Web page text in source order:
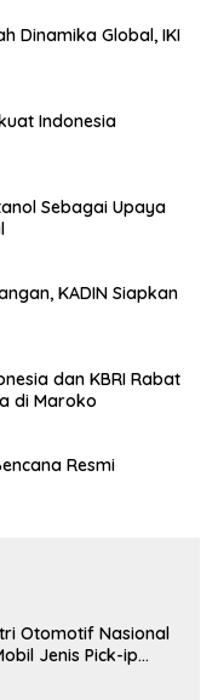
Dinamika Global, IKI
Indonesia
Sebagai Upaya
KADIN Siapkan
dan KBRI Rabat
di Maroko
Resmi
Otomotif Nasional
Jenis Pick-ip